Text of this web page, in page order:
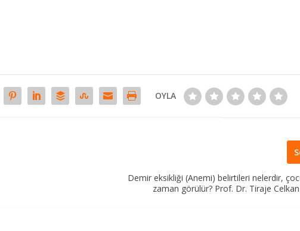
OYLA
Demir eksikliği (Anemi) belirtileri nelerdir,
zaman görülür? Prof. Dr. Tiraje Celkan